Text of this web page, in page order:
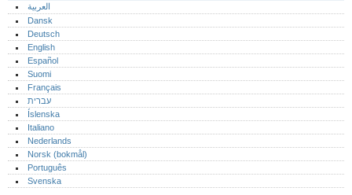
العربية
Dansk
Deutsch
English
Español
Suomi
Français
עברית
Íslenska
Italiano
Nederlands
Norsk (bokmål)‎
Português‎
Svenska